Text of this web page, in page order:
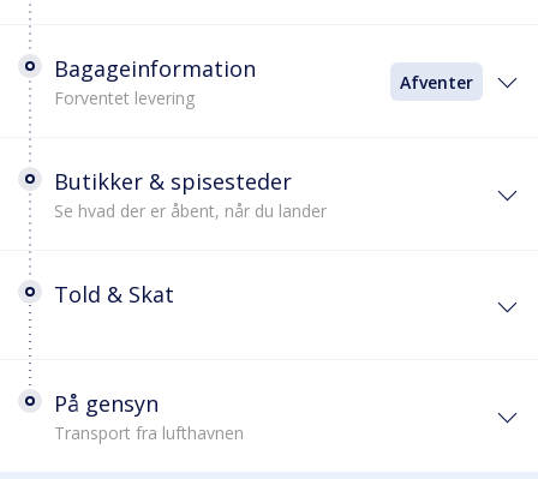
Bagageinformation
Forventet levering
Afventer
Butikker & spisesteder
Se hvad der er åbent, når du lander
Told & Skat
På gensyn
Transport fra lufthavnen